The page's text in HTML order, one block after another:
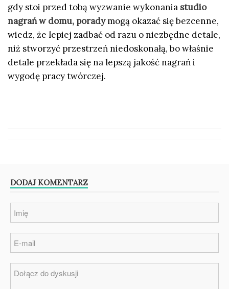
gdy stoi przed tobą wyzwanie wykonania studio
nagrań w domu, poradymogą okazać się bezcenne,
wiedz, że lepiej zadbać od razu o niezbędne detale,
niż stworzyć przestrzeń niedoskonałą, bo właśnie
detale przekłada się na lepszą jakość nagrań i
wygodę pracy twórczej.
DODAJ KOMENTARZ